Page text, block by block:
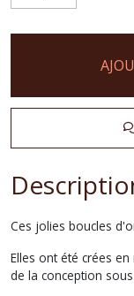
Ces jolies boucles
Elles ont été crées
de la conception